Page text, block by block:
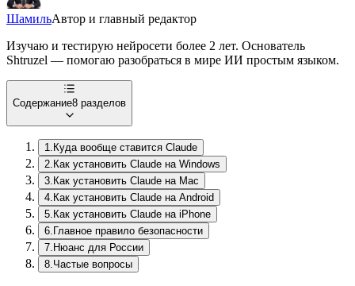
ШамильАвтор и главный редактор
Изучаю и тестирую нейросети более 2 лет. Основатель
Shtruzel — помогаю разобраться в мире ИИ простым языком.
Содержание8 разделов
1 Куда вообще ставится Claude
2 Как установить Claude на Windows
3 Как установить Claude на Mac
4 Как установить Claude на Android
5 Как установить Claude на iPhone
6 Главное правило безопасности
7 Нюанс для России
8 Частые вопросы